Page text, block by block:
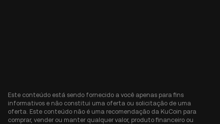
Este conteúdo está sendo fornecido a você apenas para fins
informativos e não constitui uma oferta ou solicitação de uma
oferta. Este conteúdo não é uma recomendação da KuCoin para
comprar, vender ou manter qualquer valor, produto financeiro ou